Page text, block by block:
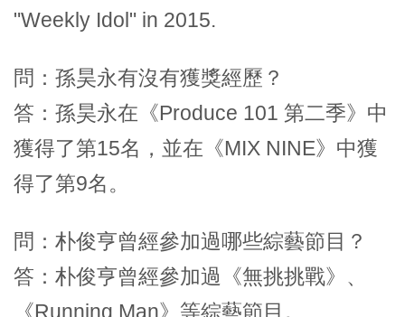
"Weekly Idol" in 2015.
問：孫昊永有沒有獲獎經歷？
答：孫昊永在《Produce 101 第二季》中
獲得了第15名，並在《MIX NINE》中獲
得了第9名。
問：朴俊亨曾經參加過哪些綜藝節目？
答：朴俊亨曾經參加過《無挑挑戰》、
《Running Man》等綜藝節目。